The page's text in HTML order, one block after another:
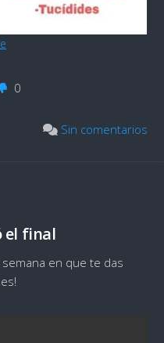
0
Sin comentarios
el final
en que te das